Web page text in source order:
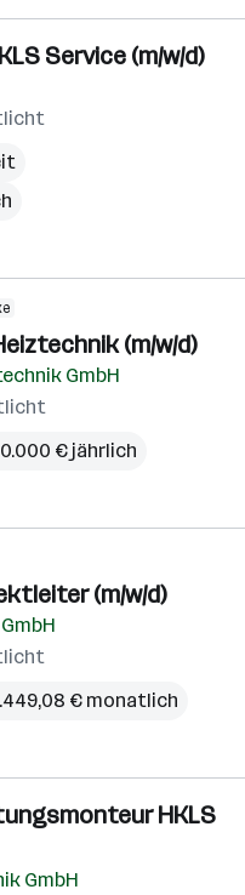
Service (m/w/d)
(m/w/d)
GmbH
€ jährlich
(m/w/d)
€ monatlich
HKLS
GmbH